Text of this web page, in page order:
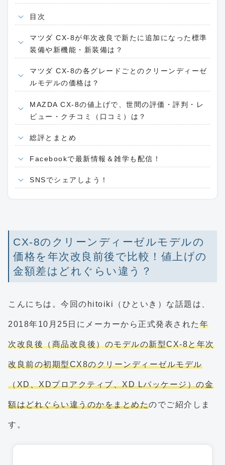
目次
マツダ CX-8が年次改良で新たに追加になった標準
装備や新機能・新装備は？
マツダ CX-8の各グレードごとのクリーンディーゼ
ルモデルの価格は？
MAZDA CX-8の値上げで、世間の評価・評判・レ
ビュー・クチコミ（口コミ）は？
総評とまとめ
Facebookで最新情報＆雑学も配信！
SNSでシェアしよう！
CX-8のクリーンディーゼルモデルの
価格を年次改良前後で比較！値上げの
金額差はどれぐらい違う？
こんにちは。今回のhitoiki（ひといき）な話題は、
2018年10月25日にメーカーから正式発表された 年
次改良後（商品改良後）のモデルの新型CX-8と年次
改良前の初期型CX8のクリーンディーゼルモデル
（XD、XDプロアクティブ、XD Lパッケージ）の金
額はどれぐらい違うのかをまとめたのでご紹介しま
す。